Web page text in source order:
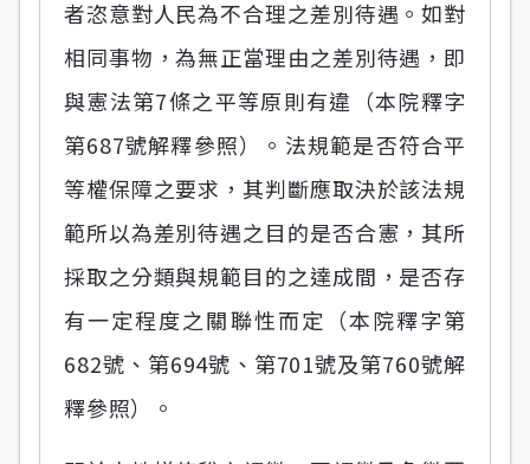
者恣意對人民為不合理之差別待遇。如對
相同事物，為無正當理由之差別待遇，即
與憲法第7條之平等原則有違（本院釋字
第687號解釋參照）。法規範是否符合平
等權保障之要求，其判斷應取決於該法規
範所以為差別待遇之目的是否合憲，其所
採取之分類與規範目的之達成間，是否存
有一定程度之關聯性而定（本院釋字第
682號、第694號、第701號及第760號解
釋參照）。